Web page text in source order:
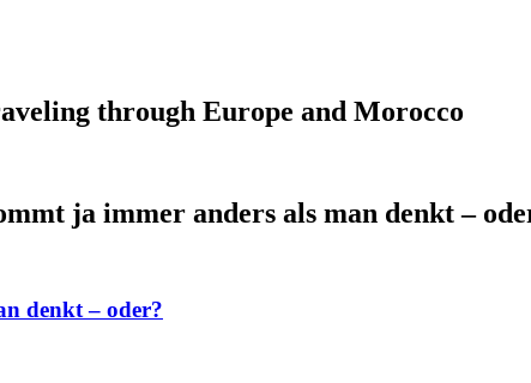
through Europe and Morocco
ja immer anders als man denkt –
denkt – oder?